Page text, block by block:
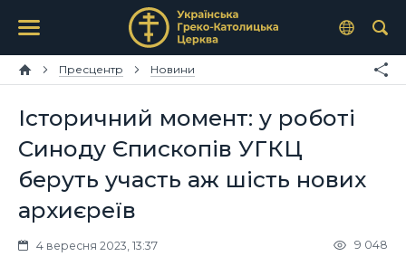
Пресцентр Новини
Історичний момент: у роботі
Синоду Єпископів УГКЦ
беруть участь аж шість нових
архиєреїв
4 вересня 2023, 13:37 9 048